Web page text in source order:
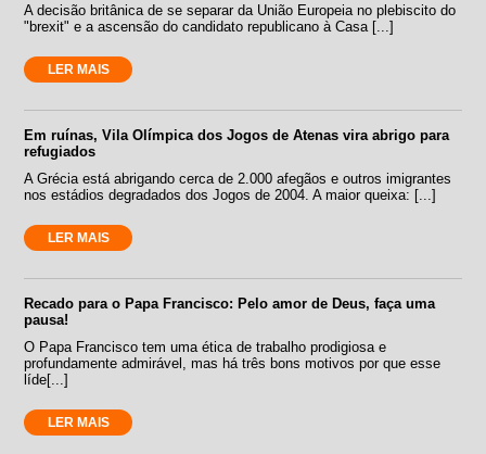
A decisão britânica de se separar da União Europeia no plebiscito do
"brexit" e a ascensão do candidato republicano à Casa [...]
LER MAIS
Em ruínas, Vila Olímpica dos Jogos de Atenas vira abrigo para
refugiados
A Grécia está abrigando cerca de 2.000 afegãos e outros imigrantes
nos estádios degradados dos Jogos de 2004. A maior queixa: [...]
LER MAIS
Recado para o Papa Francisco: Pelo amor de Deus, faça uma
pausa!
O Papa Francisco tem uma ética de trabalho prodigiosa e
profundamente admirável, mas há três bons motivos por que esse
líde[...]
LER MAIS